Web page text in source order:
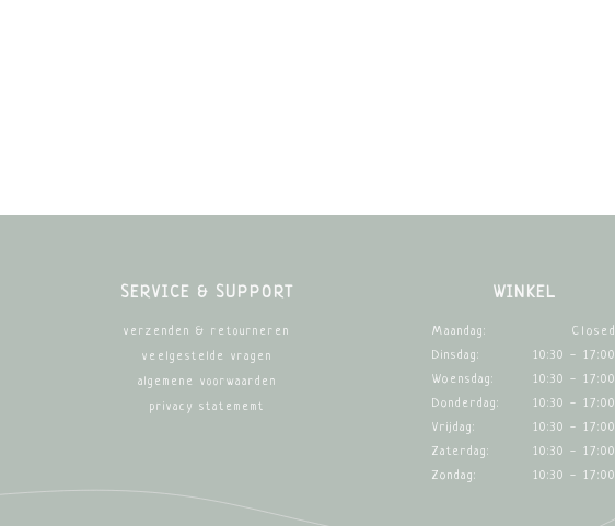
SERVICE & SUPPORT
verzenden & retourneren
veelgestelde vragen
algemene voorwaarden
privacy statememt
WINKEL
Maandag:
Closed
Dinsdag:
10:30 - 17:00
Woensdag:
10:30 - 17:00
Donderdag:
10:30 - 17:00
Vrijdag:
10:30 - 17:00
Zaterdag:
10:30 - 17:00
Zondag:
10:30 - 17:00